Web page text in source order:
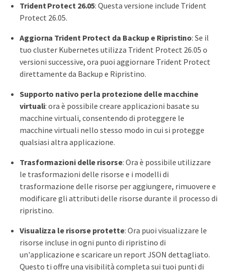
Trident Protect 26.05: Questa versione include Trident
Protect 26.05.
Aggiorna Trident Protect da Backup e Ripristino: Se il
tuo cluster Kubernetes utilizza Trident Protect 26.05 o
versioni successive, ora puoi aggiornare Trident Protect
direttamente da Backup e Ripristino.
Supporto nativo per la protezione delle macchine
virtuali: ora è possibile creare applicazioni basate su
macchine virtuali, consentendo di proteggere le
macchine virtuali nello stesso modo in cui si protegge
qualsiasi altra applicazione.
Trasformazioni delle risorse: Ora è possibile utilizzare
le trasformazioni delle risorse e i modelli di
trasformazione delle risorse per aggiungere, rimuovere e
modificare gli attributi delle risorse durante il processo di
ripristino.
Visualizza le risorse protette: Ora puoi visualizzare le
risorse incluse in ogni punto di ripristino di
un'applicazione e scaricare un report JSON dettagliato.
Questo ti offre una visibilità completa sui tuoi punti di